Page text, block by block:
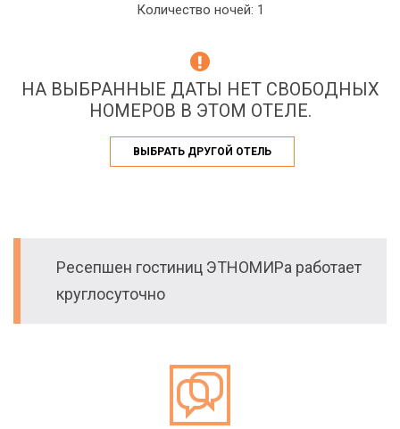
Количество ночей: 1
НА ВЫБРАННЫЕ ДАТЫ НЕТ СВОБОДНЫХ
НОМЕРОВ В ЭТОМ ОТЕЛЕ.
ВЫБРАТЬ ДРУГОЙ ОТЕЛЬ
Ресепшен гостиниц ЭТНОМИРа работает
круглосуточно